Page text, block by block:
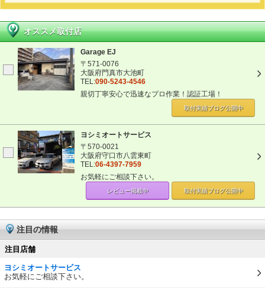
オススメ取付店
Garage EJ
〒571-0076
大阪府門真市大池町
TEL:090-5243-4546
親切丁寧安心で迅速なプロ作業！認証工場！
取付実績ブログ公開中
ヨシミオートサービス
〒570-0021
大阪府守口市八雲東町
TEL:06-4397-7959
お気軽にご相談下さい。
レビュー掲載中 取付実績ブログ公開中
注目の情報
注目店舗
ヨシミオートサービス
お気軽にご相談下さい。